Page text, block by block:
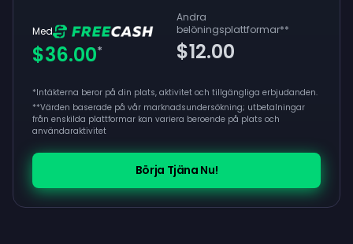
Med
$36.00*
Andra
belöningsplattformar**
$12.00
*Intäkterna beror på din plats, aktivitet och tillgängliga erbjudanden.
**Värden baserade på vår marknadsundersökning; utbetalningar
från enskilda plattformar kan variera beroende på plats och
användaraktivitet
Börja Tjäna Nu!